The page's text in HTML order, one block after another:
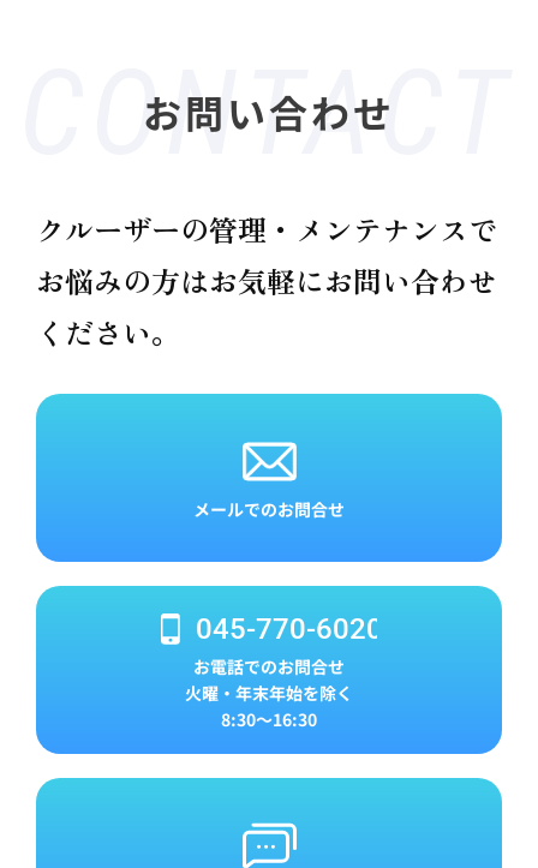
お問い合わせ
クルーザーの管理・メンテナンスで
お悩みの方はお気軽にお問い合わせ
ください。
メールでのお問合せ
045-770-6020
お電話でのお問合せ
火曜・年末年始を除く
8:30～16:30